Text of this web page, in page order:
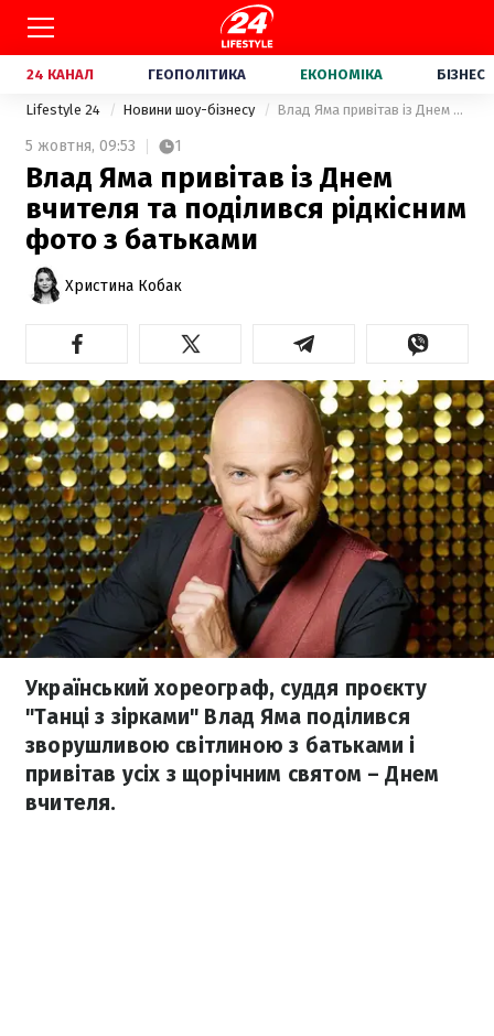
24 КАНАЛ ГЕОПОЛІТИКА ЕКОНОМІКА БІЗНЕС
Lifestyle 24 Новини шоу-бізнесу Влад Яма привітав із Днем вчителя та поділився рідкісним фото з батьками
5 жовтня, 09:53 1
Влад Яма привітав із Днем
вчителя та поділився рідкісним
фото з батьками
Христина Кобак
Український хореограф, суддя проєкту
"Танці з зірками" Влад Яма поділився
зворушливою світлиною з батьками і
привітав усіх з щорічним святом – Днем
вчителя.